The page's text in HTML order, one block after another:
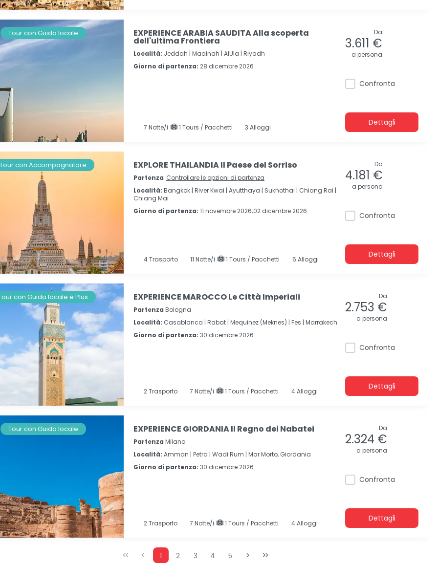
Tour con Guida locale EXPERIENCE ARABIA SAUDITA Alla scoperta
dell'ultima Frontiera
Località: Jeddah | Madinah | AlUla | Riyadh
Giorno di partenza: 28 dicembre 2026
7 Notte/i 1 Tours / Pacchetti 3 Alloggi
Da
3.611 €
a persona
Confronta
Dettagli
Tour con Accompagnatore EXPLORE THAILANDIA Il Paese del Sorriso
Partenza Controllare le opzioni di partenza
Località: Bangkok | River Kwai | Ayutthaya | Sukhothai | Chiang Rai |
Chiang Mai
Giorno di partenza: 11 novembre 2026;02 dicembre 2026
4Trasporto 11 Notte/i 1 Tours / Pacchetti 6 Alloggi
Da
4.181 €
a persona
Confronta
Dettagli
con Guida locale e Plus EXPERIENCE MAROCCO Le Città Imperiali
Partenza Bologna
Località: Casablanca | Rabat | Mequinez (Meknes) | Fes | Marrakech
Giorno di partenza: 30 dicembre 2026
2Trasporto 7 Notte/i 1 Tours / Pacchetti 4 Alloggi
Da
2.753 €
a persona
Confronta
Dettagli
Tour con Guida locale EXPERIENCE GIORDANIA Il Regno dei Nabatei
Partenza Milano
Località: Amman | Petra | Wadi Rum | Mar Morto, Giordania
Giorno di partenza: 30 dicembre 2026
2Trasporto 7 Notte/i 1 Tours / Pacchetti 4 Alloggi
Da
2.324 €
a persona
Confronta
Dettagli
1 2 3 4 5